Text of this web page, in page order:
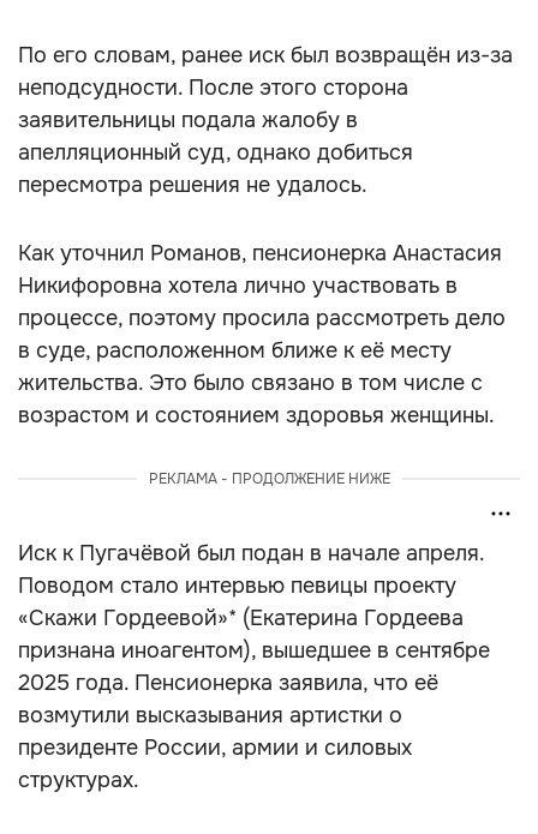
По его словам, ранее иск был возвращён из-за
неподсудности. После этого сторона
заявительницы подала жалобу в
апелляционный суд, однако добиться
пересмотра решения не удалось.
Как уточнил Романов, пенсионерка Анастасия
Никифоровна хотела лично участвовать в
процессе, поэтому просила рассмотреть дело
в суде, расположенном ближе к её месту
жительства. Это было связано в том числе с
возрастом и состоянием здоровья женщины.
РЕКЛАМА - ПРОДОЛЖЕНИЕ НИЖЕ
Иск к Пугачёвой был подан в начале апреля.
Поводом стало интервью певицы проекту
«Скажи Гордеевой»* (Екатерина Гордеева
признана иноагентом), вышедшее в сентябре
2025 года. Пенсионерка заявила, что её
возмутили высказывания артистки о
президенте России, армии и силовых
структурах.